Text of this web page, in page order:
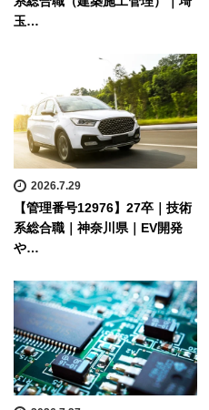
玉…
2026.7.29
【管理番号12976】27卒｜技術
系総合職｜神奈川県｜EV開発
や…